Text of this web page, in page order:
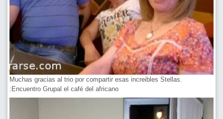
Muchas gracias al trio por compartir esas increibles Stellas.
:Encuentro Grupal el café del africano